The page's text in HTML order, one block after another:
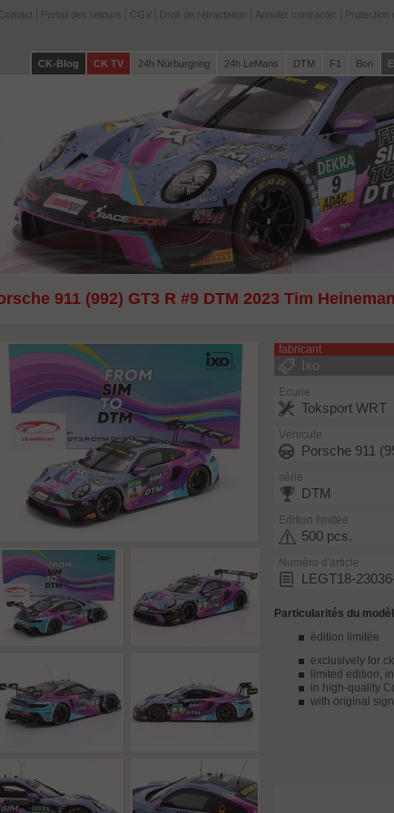
Contact Portail des retours CGV Droit de rétractation Annuler contracter Protection
CK-Blog CK TV 24h Nürburgring 24h LeMans DTM F1 Bon
911 (992) GT3 R #9 DTM 2023 Tim
fabricant
Ixo
Ecurie
Toksport WRT
Véhicule
Porsche 911
série
DTM
Edition limitée
500 pcs.
Numéro d'article
LEGT18-
Particularités du
édition limitée
exclusively for
limited edition,
in high-quality
with original